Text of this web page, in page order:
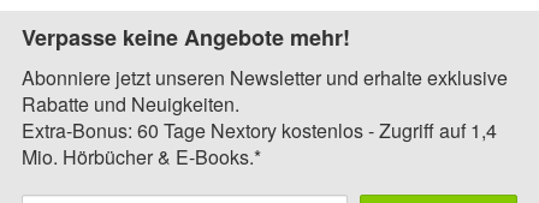
Verpasse keine Angebote mehr!
Abonniere jetzt unseren Newsletter und erhalte exklusive
Rabatte und Neuigkeiten.
Extra-Bonus: 60 Tage Nextory kostenlos - Zugriff auf 1,4
Mio. Hörbücher & E-Books.*